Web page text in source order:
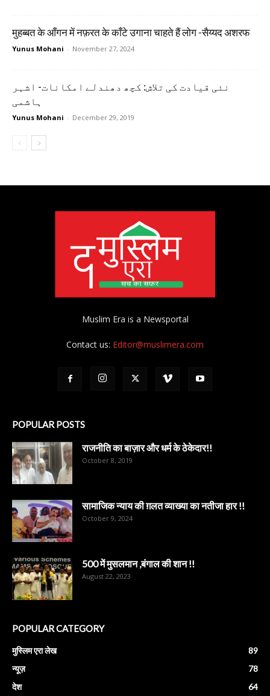
मुहब्बत के आँगन में नफ़रत के काँटे उगाना चाहते हैं लोग -सैय्यद अशरफ
Yunus Mohani - November 27, 2024
نئی قیادت کی تلاش: کچھ دھندلے امکانات- اشہر
ہاشمی
Yunus Mohani - December 29, 2019
Muslim Era is a Newsportal
Contact us: Editor@muslimera.com
POPULAR POSTS
राजनीति का बाज़ार और धर्म के ठेकेदार!!
October 8, 2019
सामाजिक न्याय की ग़लत व्याख्या का नतीजा हार !!
October 9, 2024
500 में मुसलमान ,बंगाल की शान !!
August 22, 2023
POPULAR CATEGORY
मुस्लिम एरा लेख
89
न्यूज़
78
देश
64